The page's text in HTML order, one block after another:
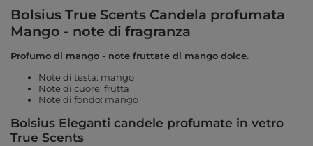
Bolsius True Scents Candela profumata
Mango - note di fragranza
Profumo di mango - note fruttate di mango dolce.
Note di testa: mango
Note di cuore: frutta
Note di fondo: mango
Bolsius Eleganti candele profumate in vetro
True Scents